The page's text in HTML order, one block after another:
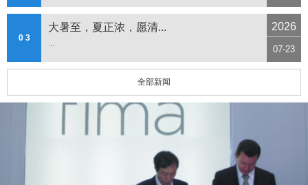
0 3
大暑至，夏正浓，愿清...
...
2026
07-23
全部新闻